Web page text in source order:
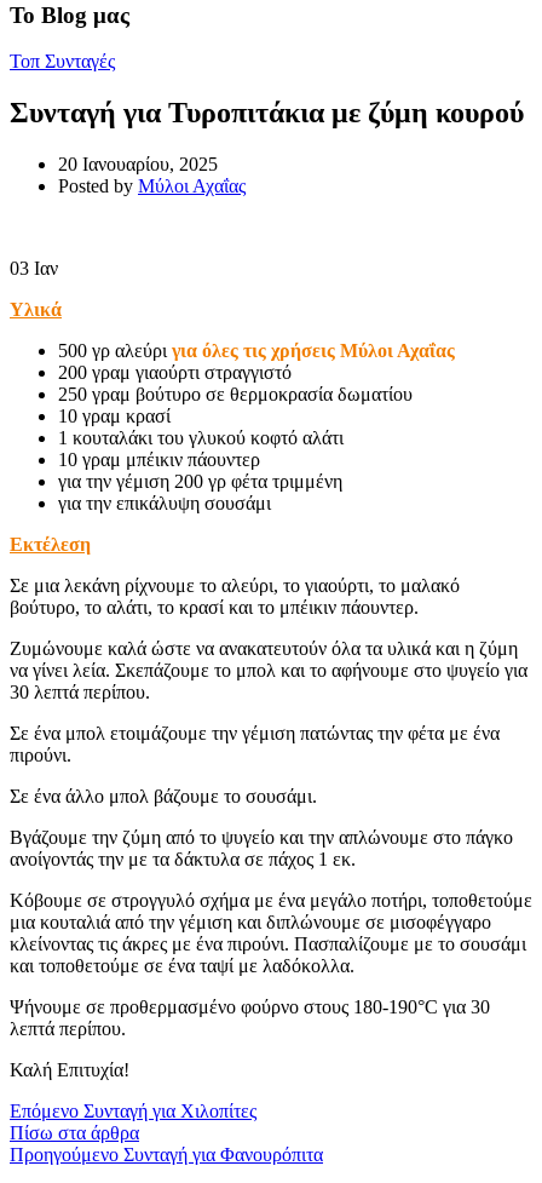
Το Blog μας
Τοπ Συνταγές
Συνταγή για Τυροπιτάκια με ζύμη κουρού
20 Ιανουαρίου, 2025
Posted by Μύλοι Αχαΐας
03 Ιαν
Υλικά
500 γρ αλεύρι για όλες τις χρήσεις Μύλοι Αχαΐας
200 γραμ γιαούρτι στραγγιστό
250 γραμ βούτυρο σε θερμοκρασία δωματίου
10 γραμ κρασί
1 κουταλάκι του γλυκού κοφτό αλάτι
10 γραμ μπέικιν πάουντερ
για την γέμιση 200 γρ φέτα τριμμένη
για την επικάλυψη σουσάμι
Εκτέλεση
Σε μια λεκάνη ρίχνουμε το αλεύρι, το γιαούρτι, το μαλακό
βούτυρο, το αλάτι, το κρασί και το μπέικιν πάουντερ.
Ζυμώνουμε καλά ώστε να ανακατευτούν όλα τα υλικά και η ζύμη
να γίνει λεία. Σκεπάζουμε το μπολ και το αφήνουμε στο ψυγείο για
30 λεπτά περίπου.
Σε ένα μπολ ετοιμάζουμε την γέμιση πατώντας την φέτα με ένα
πιρούνι.
Σε ένα άλλο μπολ βάζουμε το σουσάμι.
Βγάζουμε την ζύμη από το ψυγείο και την απλώνουμε στο πάγκο
ανοίγοντάς την με τα δάκτυλα σε πάχος 1 εκ.
Κόβουμε σε στρογγυλό σχήμα με ένα μεγάλο ποτήρι, τοποθετούμε
μια κουταλιά από την γέμιση και διπλώνουμε σε μισοφέγγαρο
κλείνοντας τις άκρες με ένα πιρούνι. Πασπαλίζουμε με το σουσάμι
και τοποθετούμε σε ένα ταψί με λαδόκολλα.
Ψήνουμε σε προθερμασμένο φούρνο στους 180-190°C για 30
λεπτά περίπου.
Καλή Επιτυχία!
Επόμενο Συνταγή για Χιλοπίτες
Πίσω στα άρθρα
Προηγούμενο Συνταγή για Φανουρόπιτα